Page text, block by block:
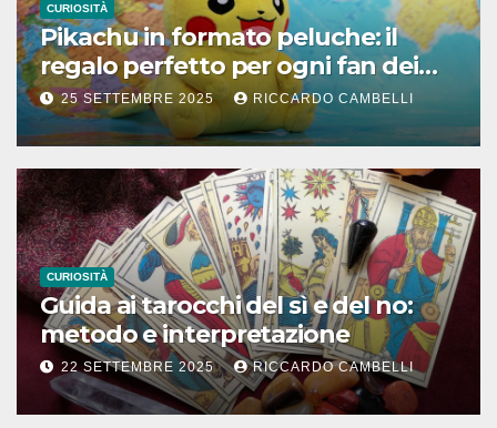
CURIOSITÀ
Pikachu in formato peluche: il
regalo perfetto per ogni fan dei
Pokémon
25 SETTEMBRE 2025 RICCARDO CAMBELLI
CURIOSITÀ
Guida ai tarocchi del sì e del no:
metodo e interpretazione
22 SETTEMBRE 2025 RICCARDO CAMBELLI